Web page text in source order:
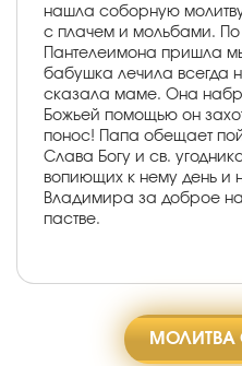
нашла соборную
с плачем и мольбами. По
Пантелеимона пришла
бабушка лечила всегда
сказала маме. Она
Божьей помощью он
понос! Папа обещает
Слава Богу и св.
вопиющих к нему день и
Владимира за доброе
пастве.
МОЛИТВА